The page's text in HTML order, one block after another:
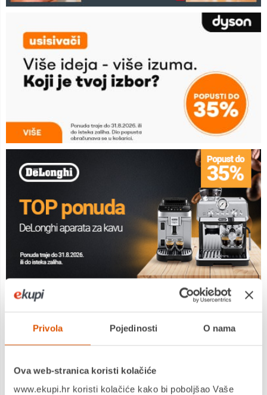
Privola Pojedinosti O nama
Ova web-stranica koristi kolačiće
www.ekupi.hr koristi kolačiće kako bi poboljšao Vaše
NE PROPUSTITE PRILIKU!